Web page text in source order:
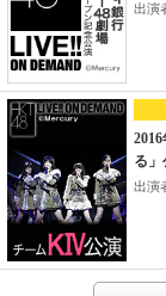
出演
る」
出演